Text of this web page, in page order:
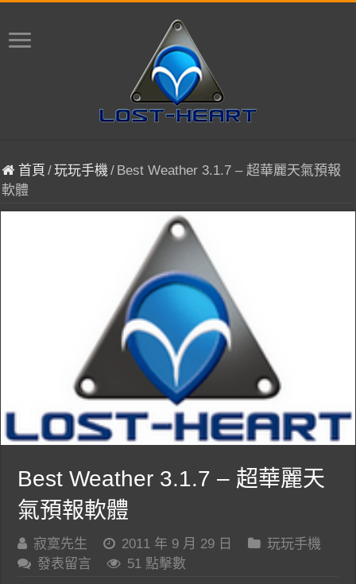
首頁 /玩玩手機/ Best Weather 3.1.7 – 超華麗天氣預報
軟體
Best Weather 3.1.7 – 超華麗天
氣預報軟體
寂寞先生 2011 年 9 月 29 日
玩玩手機
發表留言
51 點擊數